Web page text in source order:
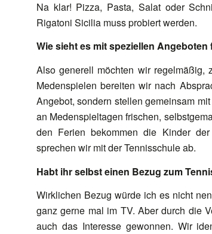
Na klar! Pizza, Pasta, Salat oder
Rigatoni Sicilia muss probiert werden.
Wie sieht es mit speziellen
Also generell möchten wir regelmäßig,
Medenspielen bereiten wir nach
Angebot, sondern stellen gemeinsam
an Medenspieltagen frischen,
den Ferien bekommen die Kinder
sprechen wir mit der Tennisschule ab.
Habt ihr selbst einen Bezug zum
Wirklichen Bezug würde ich es nicht
ganz gerne mal im TV. Aber durch die
auch das Interesse gewonnen. Wir